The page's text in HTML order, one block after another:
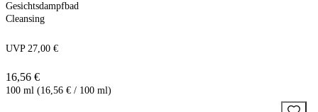
Gesichtsdampfbad
Cleansing
UVP 27,00 €
16,56 €
100 ml (16,56 € / 100 ml)